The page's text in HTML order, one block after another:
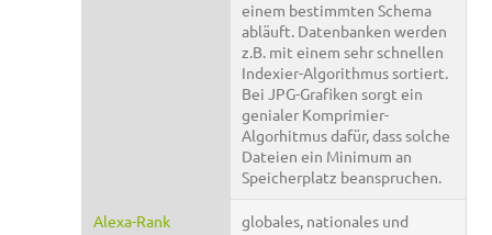
einem bestimmten Schema
abläuft. Datenbanken werden
z.B. mit einem sehr schnellen
Indexier-Algorithmus sortiert.
Bei JPG-Grafiken sorgt ein
genialer Komprimier-
Algorhitmus dafür, dass solche
Dateien ein Minimum an
Speicherplatz beanspruchen.
Alexa-Rank
globales, nationales und